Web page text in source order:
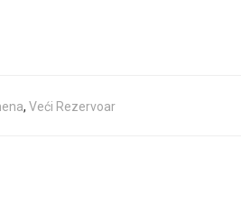
, Veći Rezervoar